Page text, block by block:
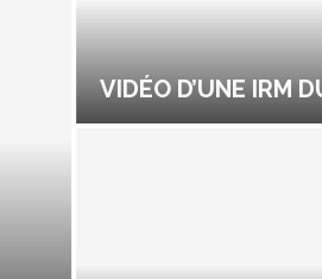
VIDÉO D’UNE IRM DU